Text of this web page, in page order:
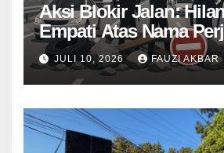
Aksi Blokir Jalan:
Empati Atas Nama
JULI 10, 2026 FAUZI AKBAR